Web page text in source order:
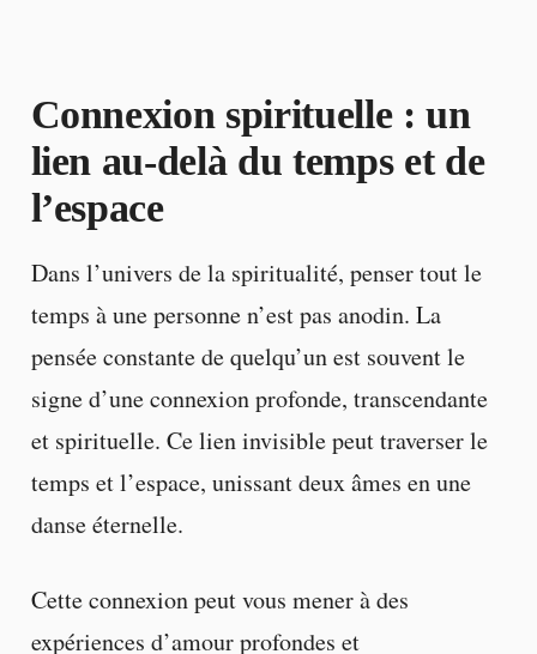
Connexion spirituelle : un
lien au-delà du temps et de
l’espace
Dans l’univers de la spiritualité, penser tout le
temps à une personne n’est pas anodin. La
pensée constante de quelqu’un est souvent le
signe d’une connexion profonde, transcendante
et spirituelle. Ce lien invisible peut traverser le
temps et l’espace, unissant deux âmes en une
danse éternelle.
Cette connexion peut vous mener à des
expériences d’amour profondes et